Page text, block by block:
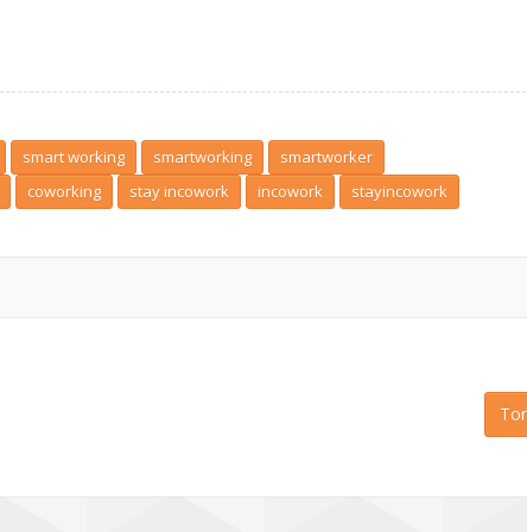
smart working smartworking
smartworker
coworking stay incowork incowork stayincowork